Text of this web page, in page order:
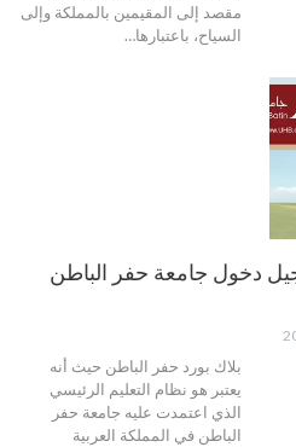
مقصد إلى المقيمين بالمملكة وإلى
السياح، باعتبارها…
دخول جامعة حفر الباطن
بلاك بورد حفر الباطن حيث أنه
يعتبر هو نظام التعليم الرئيسي
الذي اعتمدت عليه جامعة حفر
الباطن في المملكة العربية